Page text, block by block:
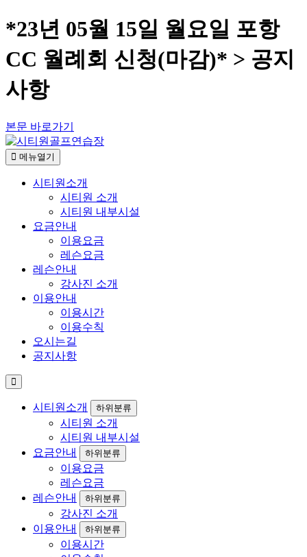
*23년 05월 15일 월요일 포항
CC 월례회 신청(마감)* > 공지
사항
본문 바로가기
메뉴열기
시티원소개
시티원 소개
시티원 내부시설
요금안내
이용요금
레슨요금
레슨안내
강사진 소개
이용안내
이용시간
이용수칙
오시는길
공지사항
시티원소개 하위분류
시티원 소개
시티원 내부시설
요금안내
하위분류
이용요금
레슨요금
레슨안내
하위분류
강사진 소개
이용안내
하위분류
이용시간